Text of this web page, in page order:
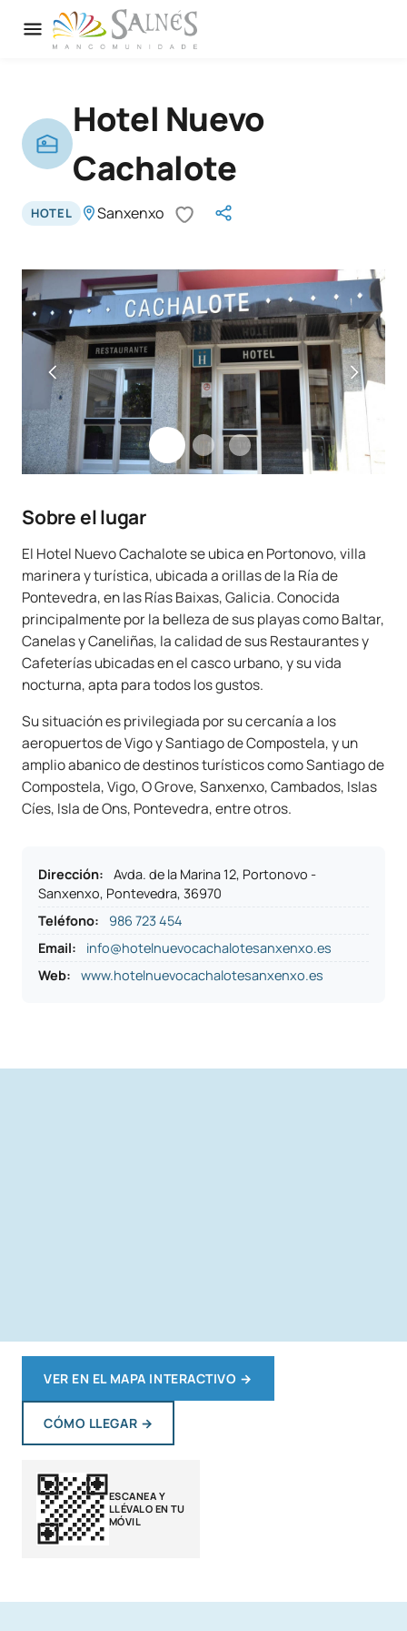
Hotel Nuevo
Cachalote
HOTEL Sanxenxo
Sobre el lugar
El Hotel Nuevo Cachalote se ubica en Portonovo, villa
marinera y turística, ubicada a orillas de la Ría de
Pontevedra, en las Rías Baixas, Galicia. Conocida
principalmente por la belleza de sus playas como Baltar,
Canelas y Caneliñas, la calidad de sus Restaurantes y
Cafeterías ubicadas en el casco urbano, y su vida
nocturna, apta para todos los gustos.
Su situación es privilegiada por su cercanía a los
aeropuertos de Vigo y Santiago de Compostela, y un
amplio abanico de destinos turísticos como Santiago de
Compostela, Vigo, O Grove, Sanxenxo, Cambados, Islas
Cíes, Isla de Ons, Pontevedra, entre otros.
Dirección:
Avda. de la Marina 12, Portonovo -
Sanxenxo, Pontevedra, 36970
Teléfono:
986 723 454
Email:
info@hotelnuevocachalotesanxenxo.es
Web:
www.hotelnuevocachalotesanxenxo.es
VER EN EL MAPA INTERACTIVO →
CÓMO LLEGAR →
ESCANEA Y
LLÉVALO EN TU
MÓVIL